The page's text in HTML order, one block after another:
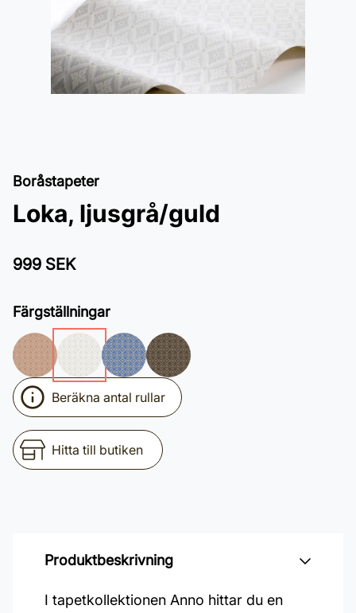
Boråstapeter
Loka, ljusgrå/guld
999 SEK
Färgställningar
Beräkna antal rullar
Hitta till butiken
Produktbeskrivning
I tapetkollektionen Anno hittar du en